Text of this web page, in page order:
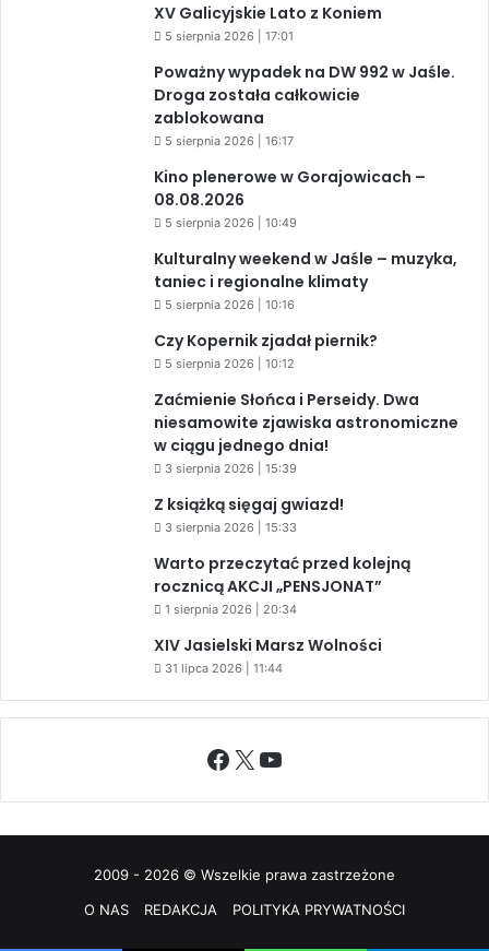
XV Galicyjskie Lato z Koniem
5 sierpnia 2026 | 17:01
Poważny wypadek na DW 992 w Jaśle.
Droga została całkowicie
zablokowana
5 sierpnia 2026 | 16:17
Kino plenerowe w Gorajowicach –
08.08.2026
5 sierpnia 2026 | 10:49
Kulturalny weekend w Jaśle – muzyka,
taniec i regionalne klimaty
5 sierpnia 2026 | 10:16
Czy Kopernik zjadał piernik?
5 sierpnia 2026 | 10:12
Zaćmienie Słońca i Perseidy. Dwa
niesamowite zjawiska astronomiczne
w ciągu jednego dnia!
3 sierpnia 2026 | 15:39
Z książką sięgaj gwiazd!
3 sierpnia 2026 | 15:33
Warto przeczytać przed kolejną
rocznicą AKCJI „PENSJONAT”
1 sierpnia 2026 | 20:34
XIV Jasielski Marsz Wolności
31 lipca 2026 | 11:44
Facebook
X YouTube
2009 - 2026 © Wszelkie prawa zastrzeżone
O NAS
REDAKCJA POLITYKA PRYWATNOŚCI